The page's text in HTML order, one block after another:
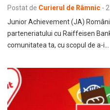
Postat de Curierul de Râmnic -
Junior Achievement (JA)
parteneriatului cu Raiffeisen
comunitatea ta, cu scopul de a-i…